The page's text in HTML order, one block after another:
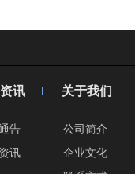
讯
告
讯
关于我们
公司简介
企业文化